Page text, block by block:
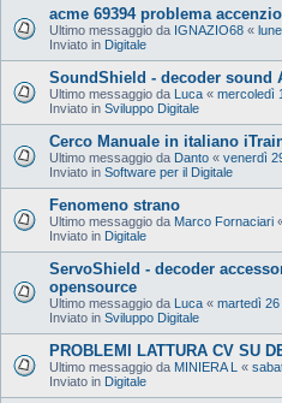
acme 69394 problema
Ultimo messaggio da IGNAZIO68 «
Inviato in Digitale
SoundShield - decoder sound
Ultimo messaggio da Luca « mercoledì
Inviato in Sviluppo Digitale
Cerco Manuale in italiano
Ultimo messaggio da Danto « venerdì
Inviato in Software per il Digitale
Fenomeno strano
Ultimo messaggio da Marco Fornaciari
Inviato in Digitale
ServoShield - decoder
opensource
Ultimo messaggio da Luca « martedì
Inviato in Sviluppo Digitale
PROBLEMI LATTURA CV SU
Ultimo messaggio da MINIERA L «
Inviato in Digitale